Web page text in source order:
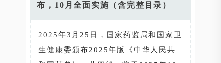
布，10月全面实施（含完整目录）
2025年3月25日，国家药监局和国家卫
生健康委颁布2025年版《中华人民共